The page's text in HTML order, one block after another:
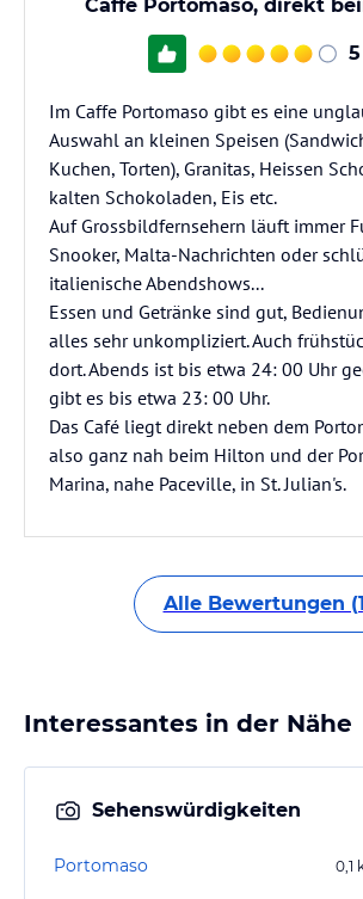
Caffe Portomaso, direkt
5
Im Caffe Portomaso gibt es eine
Auswahl an kleinen Speisen
Kuchen, Torten), Granitas, Heissen
kalten Schokoladen, Eis etc.
Auf Grossbildfernsehern läuft immer
Snooker, Malta-Nachrichten oder
italienische Abendshows...
Essen und Getränke sind gut,
alles sehr unkompliziert. Auch
dort. Abends ist bis etwa 24: 00 Uhr
gibt es bis etwa 23: 00 Uhr.
Das Café liegt direkt neben dem
also ganz nah beim Hilton und der
Marina, nahe Paceville, in St. Julian's.
Alle Bewertungen
Interessantes in der Nähe
Sehenswürdigkeiten
Portomaso 0,1